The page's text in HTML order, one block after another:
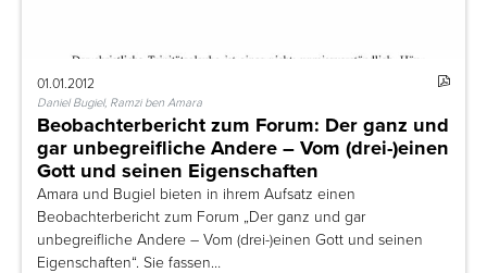
01.01.2012
Daniel Bugiel, Ramzi ben Amara
Beobachterbericht zum Forum: Der ganz und
gar unbegreifliche Andere – Vom (drei-)einen
Gott und seinen Eigenschaften
Amara und Bugiel bieten in ihrem Aufsatz einen
Beobachterbericht zum Forum „Der ganz und gar
unbegreifliche Andere – Vom (drei-)einen Gott und seinen
Eigenschaften“. Sie fassen…